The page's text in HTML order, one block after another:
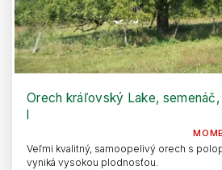
Orech kráľovský Lake,
Veľmi kvalitný, samoopelivý orech s
vyniká vysokou plodnosťou.